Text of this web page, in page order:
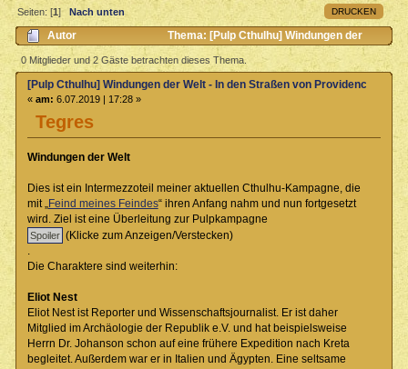
DRUCKEN
Seiten: [1] Nach unten
Autor
Thema: [Pulp Cthulhu] Windungen der
Welt - In den Straßen von Providence (Gelesen 4951 mal)
0 Mitglieder und 2 Gäste betrachten dieses Thema.
Tegres
[Pulp Cthulhu] Windungen der Welt - In den Straßen von Providence
« am: 6.07.2019 | 17:28 »
Windungen der Welt
Dies ist ein Intermezzoteil meiner aktuellen Cthulhu-Kampagne, die
mit „Feind meines Feindes“ ihren Anfang nahm und nun fortgesetzt
wird. Ziel ist eine Überleitung zur Pulpkampagne
(Klicke zum Anzeigen/Verstecken)
.
Die Charaktere sind weiterhin:
Eliot Nest
Eliot Nest ist Reporter und Wissenschaftsjournalist. Er ist daher
Mitglied im Archäologie der Republik e.V. und hat beispielsweise
Herrn Dr. Johanson schon auf eine frühere Expedition nach Kreta
begleitet. Außerdem war er in Italien und Ägypten. Eine seltsame